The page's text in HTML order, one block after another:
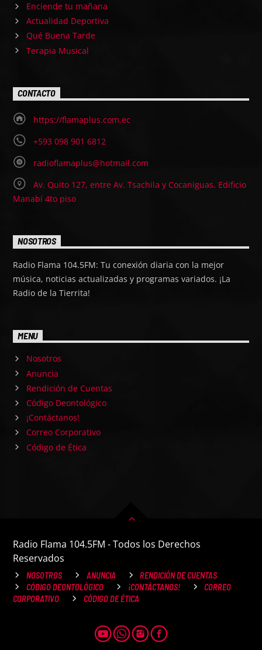
Enciende tu mañana
Actualidad Deportiva
Qué Buena Tarde
Terapia Musical
CONTACTO
https://flamaplus.com.ec
+593 098 901 6812
radioflamaplus@hotmail.com
Av. Quito 127, entre Av. Tsachila y Cocaniguas. Edificio
Manabí 4to piso
NOSOTROS
Radio Flama 104.5FM: Tu conexión diaria con la mejor
música, noticias actualizadas y programas variados. ¡La
Radio de la Tierrita!
MENU
Nosotros
Anuncia
Rendición de Cuentas
Código Deontológico
¡Contáctanos!
Correo Corporativo
Código de Ética
Radio Flama 104.5FM - Todos los Derechos
Reservados
NOSOTROS ANUNCIA
RENDICIÓN DE CUENTAS
CÓDIGO DEONTOLÓGICO
¡CONTÁCTANOS!
CORREO
CORPORATIVO
CÓDIGO DE ÉTICA